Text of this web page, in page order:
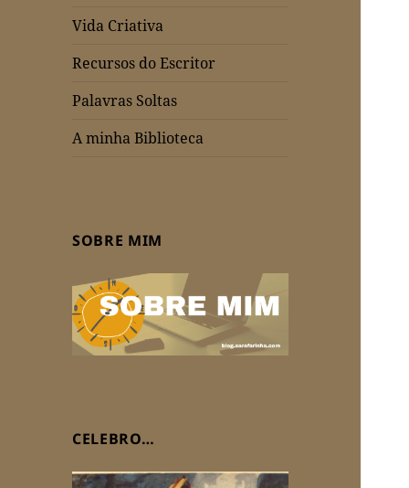
Vida Criativa
Recursos do Escritor
Palavras Soltas
A minha Biblioteca
SOBRE MIM
CELEBRO…